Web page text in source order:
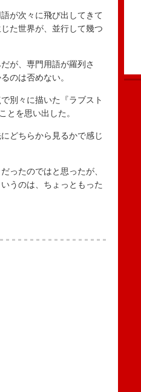
が次々に飛び出してきて
た世界が、並行して幾つ
が、専門用語が羅列さ
のは否めない。
別々に描いた『ラブスト
とを思い出した。
どちらから見るかで感じ
ったのではと思ったが、
うのは、ちょっともった